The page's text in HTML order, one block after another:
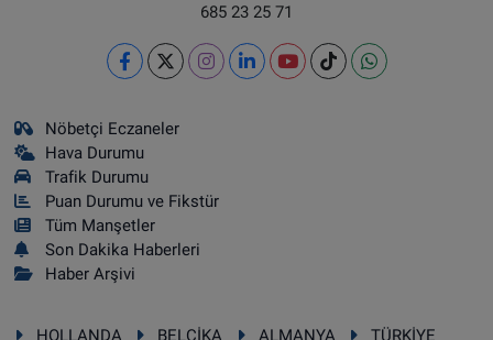
685 23 25 71
Nöbetçi Eczaneler
Hava Durumu
Trafik Durumu
Puan Durumu ve Fikstür
Tüm Manşetler
Son Dakika Haberleri
Haber Arşivi
HOLLANDA BELÇİKA ALMANYA TÜRKİYE